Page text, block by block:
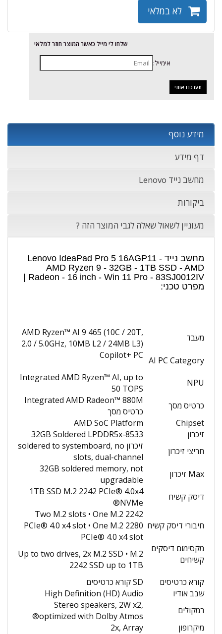
לא במלאי
שלחו לי מייל כאשר המוצר חוזר למלאי
אימייל:
מידע נוסף
דף מידע
מחשב נייד Lenovo
ביקורות
מעוניין לשאול שאלה לגבי המוצר הזה ?
מחשב נייד Lenovo IdeaPad Pro 5 16AGP11 -
AMD Ryzen 9 - 32GB - 1TB SSD - AMD
מפרט טכני:
מעבד
AMD Ryzen™ AI 9 465 (10C / 20T,
2.0 / 5.0GHz, 10MB L2 / 24MB L3)
AI PC Category
Copilot+ PC
NPU
Integrated AMD Ryzen™ AI, up to
50 TOPS
כרטיס מסך
Integrated AMD Radeon™ 880M
כרטיס מסך
Chipset
AMD SoC Platform
זיכרון
32GB Soldered LPDDR5x-8533
חריצי זיכרון
זיכרון soldered to systemboard, no
slots, dual-channel
Max זיכרון
32GB soldered memory, not
upgradable
דיסק קשיח
1TB SSD M.2 2242 PCIe® 4.0x4
NVMe®
חיבורי דיסק קשיח
Two M.2 slots • One M.2 2242
PCIe® 4.0 x4 slot • One M.2 2280
PCIe® 4.0 x4 slot
מקסימום דיסקים
קשיחים
Up to two drives, 2x M.2 SSD • M.2
2242 SSD up to 1TB
קורא כרטיסים
SD קורא כרטיסים
שבב אודיו
High Definition (HD) Audio
רמקולים
Stereo speakers, 2W x2,
optimized with Dolby Atmos®
מיקרופון
2x, Array